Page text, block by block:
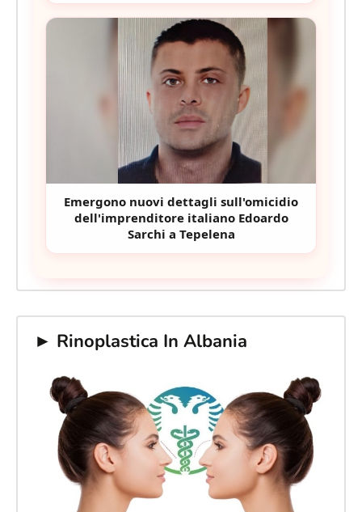
Emergono nuovi dettagli sull'omicidio
dell'imprenditore italiano Edoardo
Sarchi a Tepelena
► Rinoplastica In Albania